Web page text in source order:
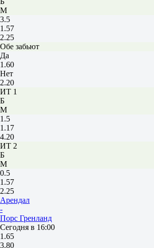
М
3.5
1.57
2.25
Обе забьют
Да
1.60
Нет
2.20
ИТ 1
Б
М
1.5
1.17
4.20
ИТ 2
Б
М
0.5
1.57
2.25
Арендал
-
Порс Гренланд
Сегодня в 16:00
1.65
3.80